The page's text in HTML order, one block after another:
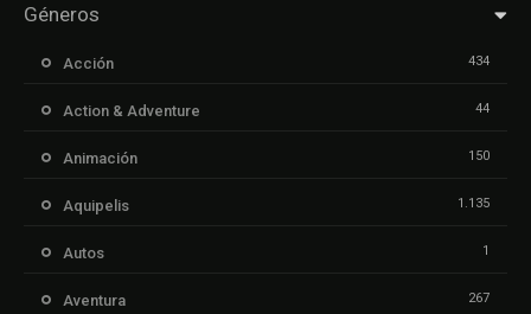
Géneros
Acción 434
Action & Adventure 44
Animación 150
Aquipelis 1.135
Autos 1
Aventura 267